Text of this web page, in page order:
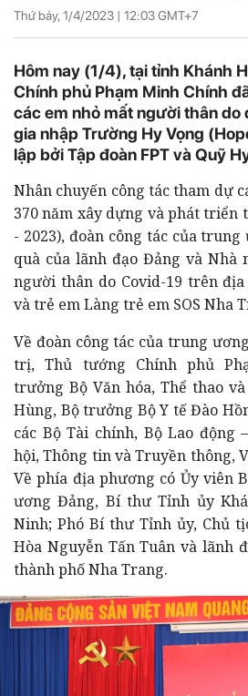
Thứ bảy, 1/4/2023 | 12:03GMT+7
Hôm nay (1/4), tại tỉnh Khánh
Chính phủ Phạm Minh Chính
các em nhỏ mất người thân do
gia nhập Trường Hy Vọng
lập bởi Tập đoàn FPT và Quỹ
Nhân chuyến công tác tham dự
370 năm xây dựng và phát triển
- 2023), đoàn công tác của
quà của lãnh đạo Đảng và Nhà
người thân do Covid-19 trên
và trẻ em Làng trẻ em SOS Nha
Về đoàn công tác của trung
trị, Thủ tướng Chính phủ
trưởng Bộ Văn hóa, Thể thao
Hùng, Bộ trưởng Bộ Y tếĐào
các Bộ Tài chính, Bộ Lao động
hội, Thông tin và Truyền thông,
Về phía địa phương có Ủy viên
ương Đảng, Bí thư Tỉnh ủy
Ninh; Phó Bí thư Tỉnh ủy, Chủ
Hòa Nguyễn Tấn Tuân và lãnh
thành phố Nha Trang.